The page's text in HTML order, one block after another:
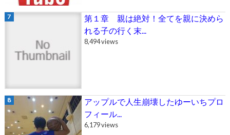
第１章 親は絶対！全てを親に決めら
れる子の行く末...
8,494 views
アップルで人生崩壊したゆーいちプロ
フィール...
6,179 views